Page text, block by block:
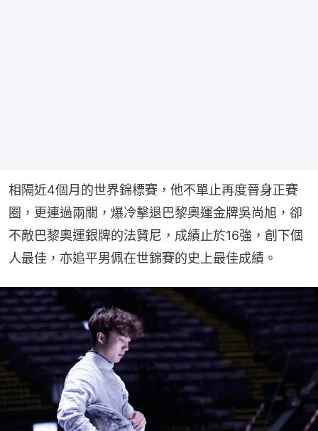
相隔近4個月的世界錦標賽，他不單止再度晉身正賽
圈，更連過兩關，爆冷擊退巴黎奧運金牌吳尚旭，卻
不敵巴黎奧運銀牌的法贊尼，成績止於16強，創下個
人最佳，亦追平男佩在世錦賽的史上最佳成績。